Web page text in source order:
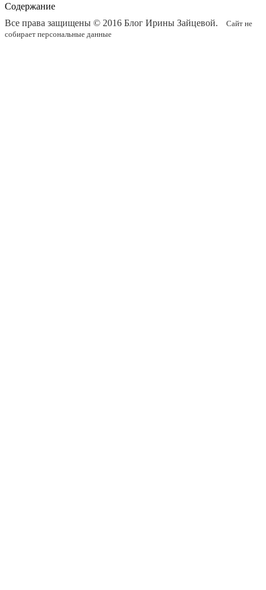
Содержание
Все права защищены © 2016 Блог Ирины Зайцевой.
Сайт не
собирает персональные данные